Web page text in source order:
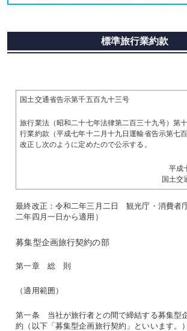
標準旅行業約款
国土交通省告示第千五百九十三号
旅行業法（昭和二十七年法律第二百三十九号）第
行業約款（平成七年十二月十九日運輸省告示第七
改正し次のように定めたので公示する。
平成
国土
最終改正：令和二年三月二日 観光庁・消費者
二年四月一日から適用）
募集型企画旅行契約の部
第一章 総 則
（適用範囲）
第一条 当社が旅行者との間で締結する募集型
約（以下「募集型企画旅行契約」といいます。